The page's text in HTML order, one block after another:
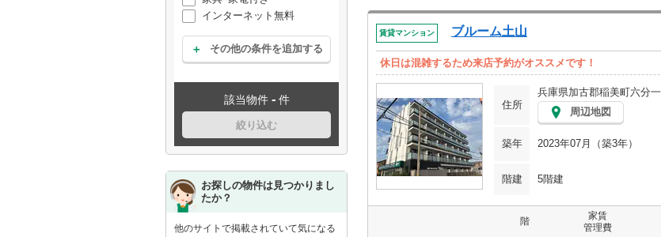
インターネット無料
その他の条件を追加する
該当物件 - 件
絞り込む
お探しの物件は見つかりまし
たか？
他のサイトで掲載されていて気になる
賃貸マンション ブルーム土山
休日は混雑するため来店予約がオススメです！
住所
兵庫県加古郡稲美町六分一
周辺地図
築年 2023年07月（築3年）
階建 5階建
階
家賃
管理費